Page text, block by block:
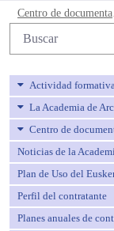
258
Búsqueda web
Actividad formativa
La Academia de
Centro de
Noticias de la
Plan de Uso del
Perfil del contratante
Planes anuales de